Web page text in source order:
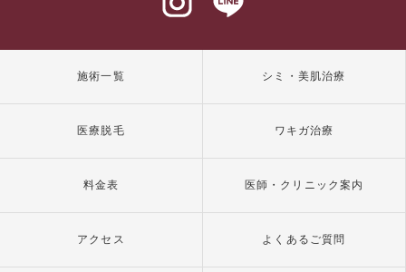
施術一覧 シミ・美肌治療
医療脱毛 ワキガ治療
料金表 医師・クリニック案内
アクセス よくあるご質問